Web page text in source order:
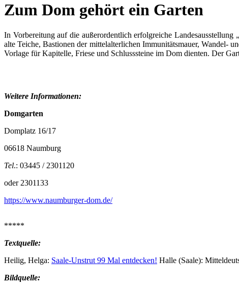
Zum Dom gehört ein Garten
In Vorbereitung auf die außerordentlich erfolgreiche
alte Teiche, Bastionen der mittelalterlichen Immunitätsmauer, Wandel-
Vorlage für Kapitelle, Friese und Schlusssteine im Dom dienten. Der
Weitere Informationen:
Domgarten
Domplatz 16/17
06618 Naumburg
Tel.: 03445 / 2301120
oder 2301133
https://www.naumburger-dom.de/
*****
Textquelle:
Heilig, Helga: Saale-Unstrut 99 Mal entdecken! Halle (Saale):
Bildquelle: